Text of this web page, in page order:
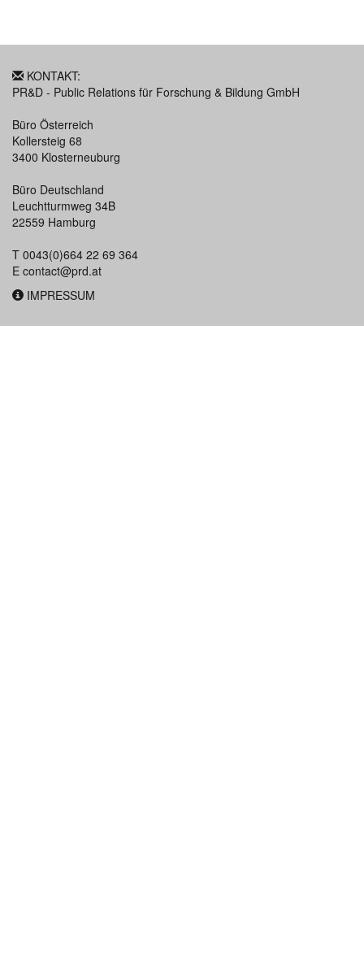
KONTAKT:
PR&D - Public Relations für Forschung & Bildung GmbH
Büro Österreich
Kollersteig 68
3400 Klosterneuburg
Büro Deutschland
Leuchtturmweg 34B
22559 Hamburg
T 0043(0)664 22 69 364
E contact@prd.at
IMPRESSUM